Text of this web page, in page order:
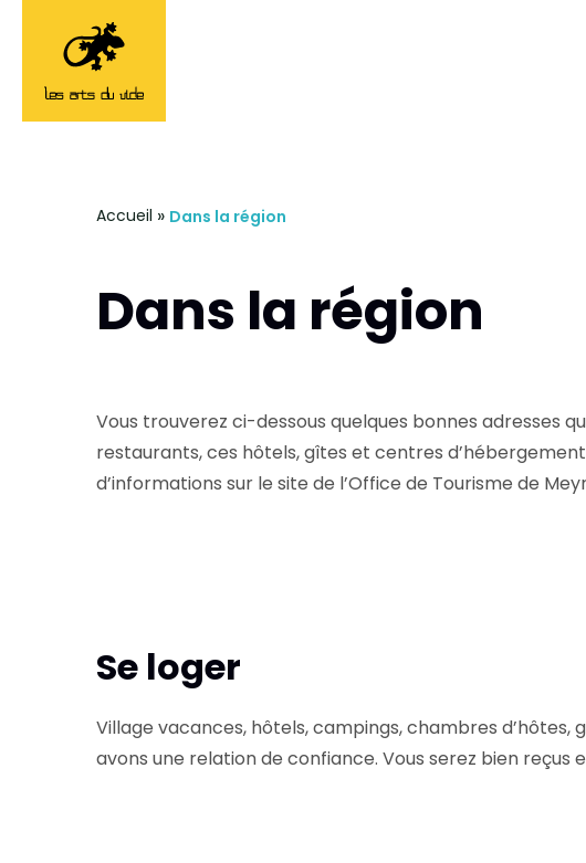
Accueil » Dans la région
Dans la région
Vous trouverez ci-dessous quelques bonnes adresses
restaurants, ces hôtels, gîtes et centres
d’informations sur le site de l’Office de Tourisme de
Se loger
Village vacances, hôtels, campings, chambres d’hôtes,
avons une relation de confiance. Vous serez bien reçus